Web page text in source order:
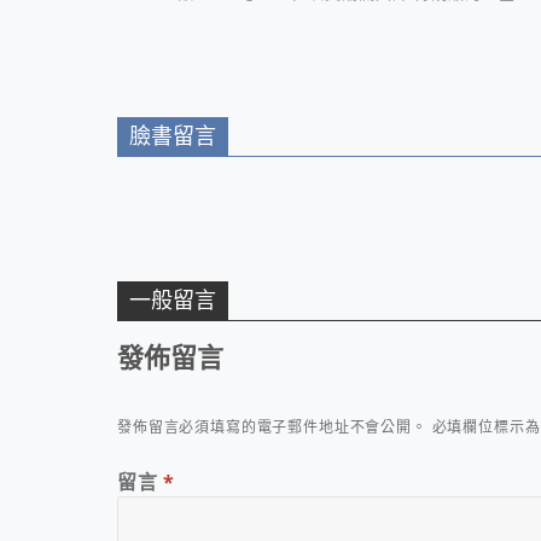
臉書留言
一般留言
發佈留言
發佈留言必須填寫的電子郵件地址不會公開。 必填欄位標示
留言 *